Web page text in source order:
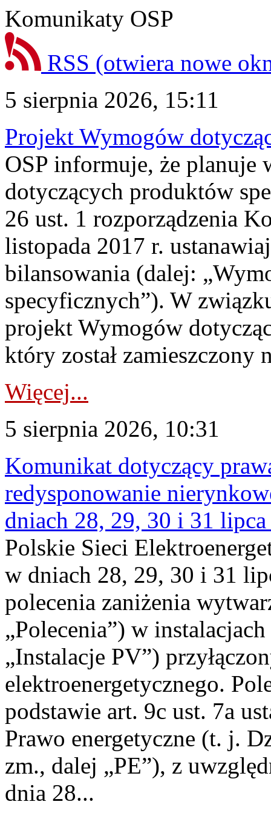
Komunikaty OSP
RSS (otwiera nowe
5 sierpnia 2026, 15:11
Projekt Wymogów
OSP informuje, że planuje
dotyczących produktów
26 ust. 1 rozporządzenia
listopada 2017 r.
bilansowania (dalej:
specyficznych”). W
projekt Wymogów
który został zamieszczony
Więcej...
5 sierpnia 2026, 10:31
Komunikat dotyczący
redysponowanie
dniach 28, 29, 30 i 31
Polskie Sieci
w dniach 28, 29, 30 i 31
polecenia zaniżenia
„Polecenia”) w
„Instalacje PV”)
elektroenergetycznego.
podstawie art. 9c ust. 7a
Prawo energetyczne (t. j.
zm., dalej „PE”), z
dnia 28...